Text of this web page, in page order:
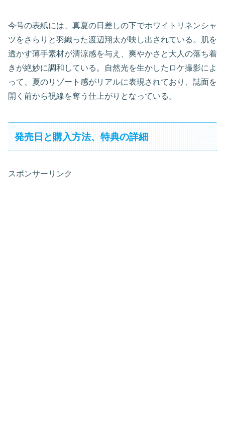
今号の表紙には、真夏の日差しの下でホワイトリネンシャ
ツをさらりと羽織った渡辺翔太が映し出されている。肌を
透かす薄手素材が清涼感を与え、爽やかさと大人の落ち着
きが絶妙に調和している。自然光を生かしたロケ撮影によ
って、夏のリゾート感がリアルに表現されており、誌面を
開く前から視線を奪う仕上がりとなっている。
発売日と購入方法、特典の詳細
スポンサーリンク